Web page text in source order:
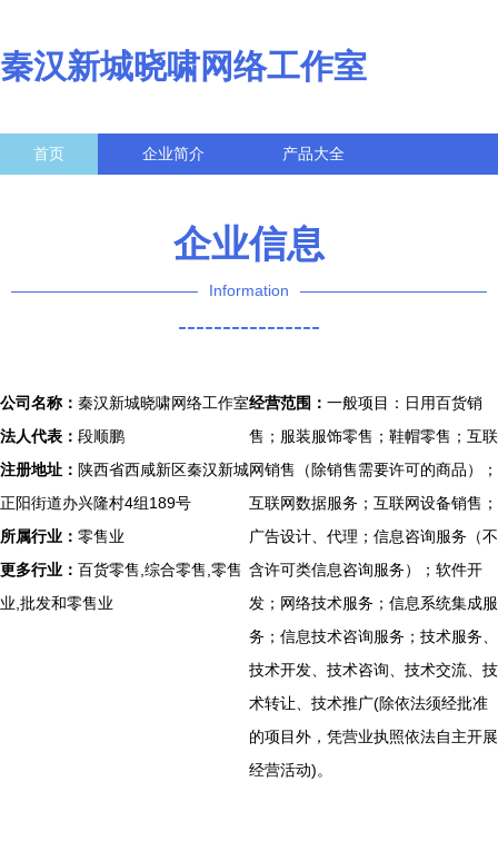
秦汉新城晓啸网络工作室
首页 企业简介 产品大全
企业信息
Information
----------------
公司名称： 秦汉新城晓啸网络工作室
法人代表： 段顺鹏
注册地址： 陕西省西咸新区秦汉新城
正阳街道办兴隆村4组189号
所属行业： 零售业
更多行业： 百货零售,综合零售,零售
业,批发和零售业
经营范围： 一般项目：日用百货销
售；服装服饰零售；鞋帽零售；互联
网销售（除销售需要许可的商品）；
互联网数据服务；互联网设备销售；
广告设计、代理；信息咨询服务（不
含许可类信息咨询服务）；软件开
发；网络技术服务；信息系统集成服
务；信息技术咨询服务；技术服务、
技术开发、技术咨询、技术交流、技
术转让、技术推广(除依法须经批准
的项目外，凭营业执照依法自主开展
经营活动)。